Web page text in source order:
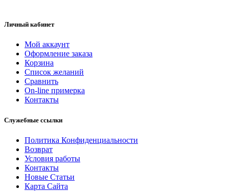
Личный кабинет
Мой аккаунт
Оформление заказа
Корзина
Список желаний
Сравнить
On-line примерка
Контакты
Служебные ссылки
Политика Конфиденциальности
Возврат
Условия работы
Контакты
Новые Статьи
Карта Сайта